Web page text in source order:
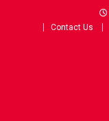
Contact Us